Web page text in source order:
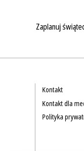
Zaplanuj
Kontakt
Kontakt dla
Polityka